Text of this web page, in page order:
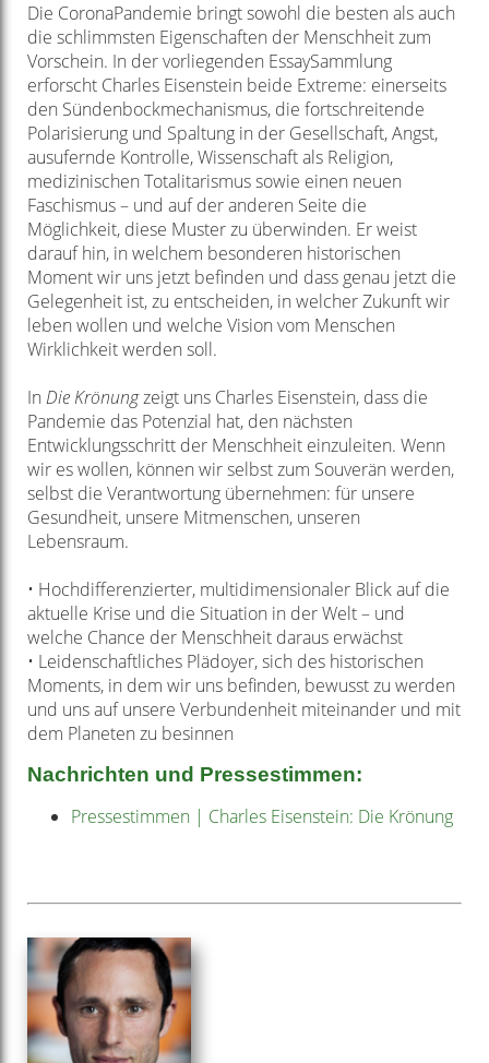
Die Corona­Pandemie bringt sowohl die besten als auch
die schlimmsten Eigenschaften der Menschheit zum
Vorschein. In der vorliegenden EssaySammlung
erforscht Charles Eisenstein beide Extreme: einerseits
den Sündenbockmechanismus, die fortschreitende
Polarisierung und Spaltung in der Gesellschaft, Angst,
ausufernde Kontrolle, Wissenschaft als Religion,
medizinischen Totalitarismus sowie einen neuen
Faschismus – und auf der anderen Seite die
Möglichkeit, diese Muster zu überwinden. Er weist
darauf hin, in welchem besonderen historischen
Moment wir uns jetzt befinden und dass genau jetzt die
Gelegenheit ist, zu entscheiden, in welcher Zukunft wir
leben wollen und welche Vision vom Menschen
Wirklichkeit werden soll.
In Die Krönungzeigt uns Charles Eisenstein, dass die
Pandemie das Potenzial hat, den nächsten
Entwicklungsschritt der Menschheit einzuleiten. Wenn
wir es wollen, können wir selbst zum Souverän werden,
selbst die Verantwortung übernehmen: für unsere
Gesundheit, unsere Mitmenschen, unseren
Lebensraum.
• Hochdifferenzierter, multidimensionaler Blick auf die
aktuelle Krise und die Situation in der Welt – und
welche Chance der Menschheit daraus erwächst
• Leidenschaftliches Plädoyer, sich des historischen
Moments, in dem wir uns befinden, bewusst zu werden
und uns auf unsere Verbundenheit miteinander und mit
dem Planeten zu besinnen
Nachrichten und Pressestimmen:
Pressestimmen | Charles Eisenstein: Die Krönung